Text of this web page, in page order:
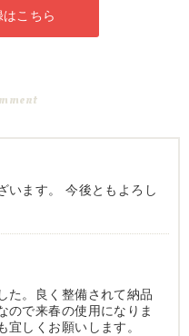
こちら
います。 今後ともよろし
た。良く整備されて納品
ので来春の使用になりま
しくお願いします。